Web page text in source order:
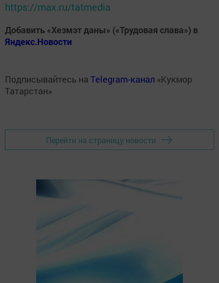
https://max.ru/tatmedia
Добавить «Хезмэт даны» («Трудовая слава») в
Яндекс.Новости
Подписывайтесь на Telegram-канал «Кукмор
Татарстан»
Перейти на страницу новости